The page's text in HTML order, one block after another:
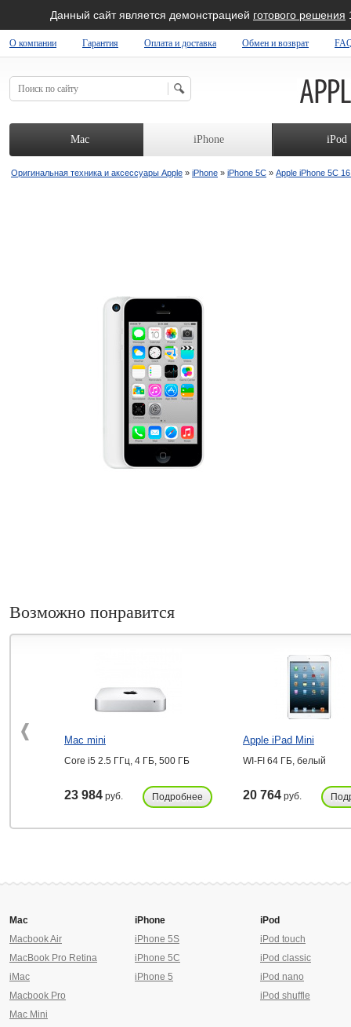
Данный сайт является демонстрацией готового решения
О компании Гарантия Оплата и доставка Обмен и возврат
Mac iPhone iPod
Оригинальная техника и аксессуары Apple » iPhone » iPhone 5C » Apple iPhone 5C
Возможно понравится
Mac mini
Core i5 2.5 ГГц, 4 ГБ, 500 ГБ
23 984 руб. Подробнее
Apple iPad Mini
WI-FI 64 ГБ, белый
20 764 руб.
Mac
Macbook Air
MacBook Pro Retina
iMac
Macbook Pro
Mac Mini
iPhone
iPhone 5S
iPhone 5C
iPhone 5
iPod
iPod touch
iPod classic
iPod nano
iPod shuffle